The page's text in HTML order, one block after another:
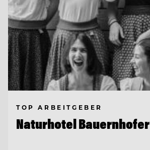
TOP ARBEITGEBER
Naturhotel Bauernhofer